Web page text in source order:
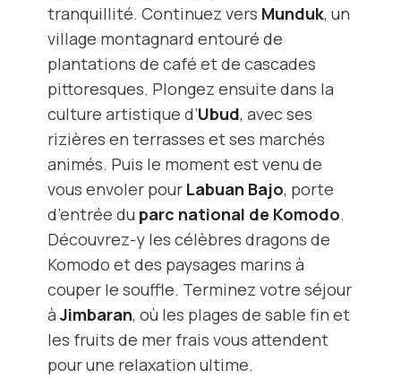
tranquillité. Continuez vers Munduk, un
village montagnard entouré de
plantations de café et de cascades
pittoresques. Plongez ensuite dans la
culture artistique d’Ubud, avec ses
rizières en terrasses et ses marchés
animés. Puis le moment est venu de
vous envoler pour Labuan Bajo, porte
d’entrée du parc national de Komodo.
Découvrez-y les célèbres dragons de
Komodo et des paysages marins à
couper le souffle. Terminez votre séjour
àJimbaran, où les plages de sable fin et
les fruits de mer frais vous attendent
pour une relaxation ultime.